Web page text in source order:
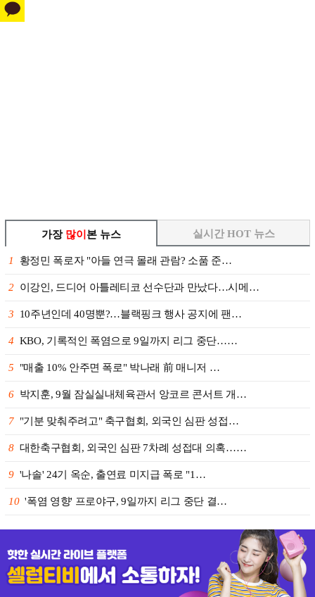
가장 많이 본 뉴스
1 황정민 폭로자 "아들 연극 몰래 관람? 소품 준…
2 이강인, 드디어 아틀레티코 선수단과 만났다…시메…
3 10주년인데 40명뿐?…블랙핑크 행사 공지에 팬…
4 KBO, 기록적인 폭염으로 9일까지 리그 중단……
5 "매출 10% 안주면 폭로" 박나래 前 매니저 …
6 박지훈, 9월 잠실실내체육관서 앙코르 콘서트 개…
7 "기분 맞춰주려고" 축구협회, 외국인 심판 성접…
8 대한축구협회, 외국인 심판 7차례 성접대 의혹……
9 '나솔' 24기 옥순, 출연료 미지급 폭로 "1…
10 '폭염 영향' 프로야구, 9일까지 리그 중단 결…
실시간 HOT 뉴스